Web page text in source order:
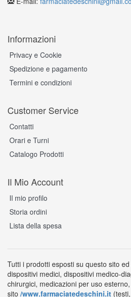
Informazioni
Privacy e Cookie
Spedizione e pagamento
Termini e condizioni
Customer Service
Contatti
Orari e Turni
Catalogo Prodotti
Il Mio Account
Il mio profilo
Storia ordini
Lista della spesa
Tutti i prodotti esposti su questo sito
dispositivi medici, dispositivi medico-
chirurgici, medicazioni per uso
sito /www.farmaciatedeschini.it